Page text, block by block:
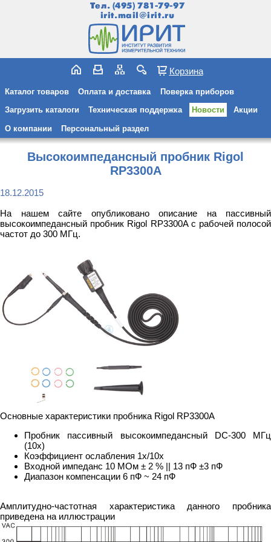
Тел. (495) 781-79-97
irit.mail@irit.ru
Корзина
Каталог товаров Оплата и доставка Поверка приборов
Загрузить каталоги Техническая поддержка Новости Акции
О компании Персональный раздел
Высокоимпедансный пробник Rigol
RP3300A
18.12.2015
На нашем сайте опубликовано описание на пассивный
высокоимпедансный пробник Rigol RP3300A с рабочей полосой
частот до 300 МГц.
Основные характеристики пробника Rigol RP3300A
Пробник пассивный высокоимпедансный DC-300 МГц
(10x)
Коэффициент ослабления 1x/10х
Входной импеданс 10 МОм ± 2 % || 13 пФ ±3 пФ
Диапазон компенсации 6 пФ ~ 24 пФ
Амплитудно-частотная характеристика данного пробника
приведена на иллюстрации